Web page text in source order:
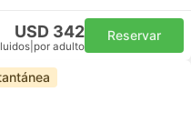
USD 342
por adulto
Reservar